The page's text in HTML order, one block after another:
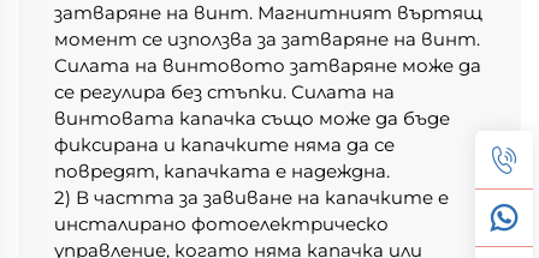
затваряне на винт. Магнитният въртящ
момент се използва за затваряне на винт.
Силата на винтовото затваряне може да
се регулира без стъпки. Силата на
винтовата капачка също може да бъде
фиксирана и капачките няма да се
повредят, капачката е надеждна.
2) В частта за завиване на капачките е
инсталирано фотоелектрическо
управление, когато няма капачка или